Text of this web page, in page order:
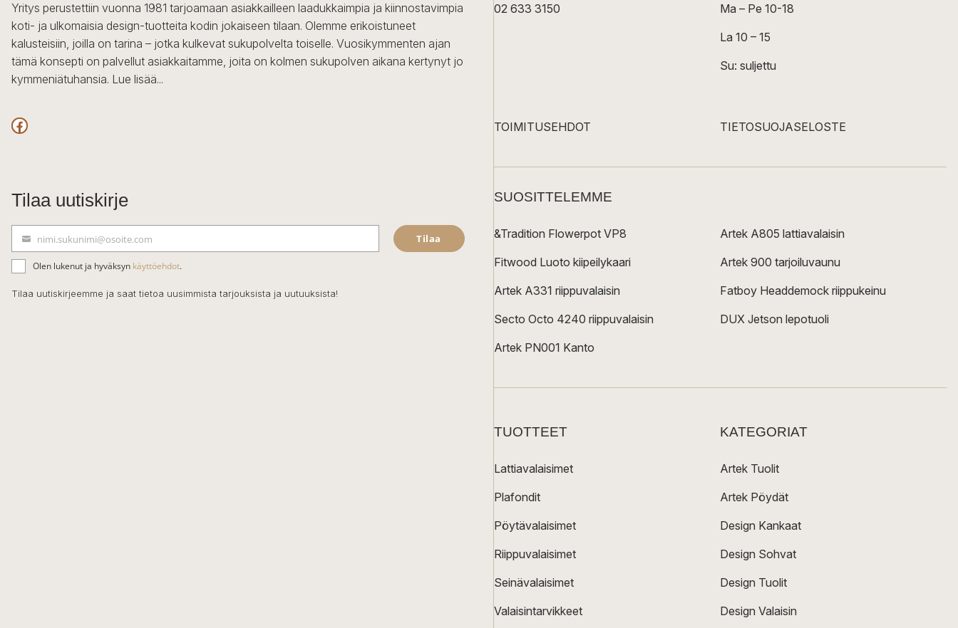
Yritys perustettiin vuonna 1981 tarjoamaan asiakkailleen laadukkaimpia ja kiinnostavimpia
koti- ja ulkomaisia design-tuotteita kodin jokaiseen tilaan. Olemme erikoistuneet
kalusteisiin, joilla on tarina – jotka kulkevat sukupolvelta toiselle. Vuosikymmenten ajan
tämä konsepti on palvellut asiakkaitamme, joita on kolmen sukupolven aikana kertynyt jo
kymmeniätuhansia. Lue lisää...
Facebook
Tilaa uutiskirje
ä
h
k
nimi.sukunimi@osoite.com Tilaa
Olen lukenut ja hyväksyn käyttöehdot.
Tilaa uutiskirjeemme ja saat tietoa uusimmista tarjouksista ja uutuuksista!
02 633 3150
Ma – Pe 10-18
La 10 – 15
Su: suljettu
TOIMITUSEHDOT TIETOSUOJASELOSTE
SUOSITTELEMME
&Tradition Flowerpot VP8
Fitwood Luoto kiipeilykaari
Artek A331 riippuvalaisin
Secto Octo 4240 riippuvalaisin
Artek PN001 Kanto
Artek A805 lattiavalaisin
Artek 900 tarjoiluvaunu
Fatboy Headdemock riippukeinu
DUX Jetson lepotuoli
TUOTTEET
Lattiavalaisimet
Plafondit
Pöytävalaisimet
Riippuvalaisimet
Seinävalaisimet
Valaisintarvikkeet
KATEGORIAT
Artek Tuolit
Artek Pöydät
Design Kankaat
Design Sohvat
Design Tuolit
Design Valaisin